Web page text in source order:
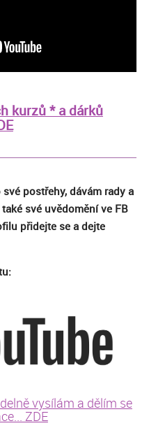
kurzů * a dárků
postřehy, dávám rady a
své uvědomění ve FB
přidejte se a dejte
vysílám a dělím se
ZDE